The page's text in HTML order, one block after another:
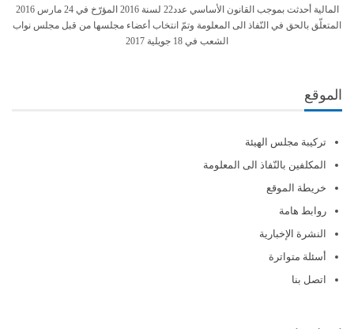
المالية أحدثت بموجب القانون الأساسي عدد22 لسنة 2016 المؤرّخ في 24 مارس 2016
المتعلّق بالحق في النّفاذ الى المعلومة وتمّ انتخاب أعضاء مجلسها من قبل مجلس نواب
الشعب في 18 جويلية 2017
الموقع
تركيبة مجلس الهيئة
المكلفين بالنّفاذ الى المعلومة
خريطة الموقع
روابط هامة
النشرة الإخبارية
أسئلة متواترة
اتصل بنا